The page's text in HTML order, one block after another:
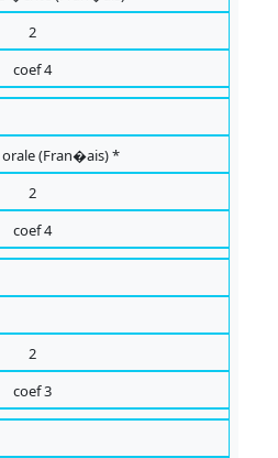
2
coef 4
orale (Fran�ais) *
2
coef 4
2
coef 3